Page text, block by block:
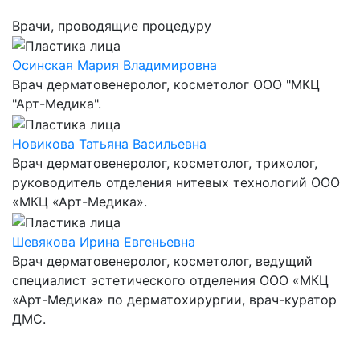
Врачи, проводящие процедуру
Осинская Мария Владимировна
Врач дерматовенеролог, косметолог ООО "МКЦ
"Арт-Медика".
Новикова Татьяна Васильевна
Врач дерматовенеролог, косметолог, трихолог,
руководитель отделения нитевых технологий ООО
«МКЦ «Арт-Медика».
Шевякова Ирина Евгеньевна
Врач дерматовенеролог, косметолог, ведущий
специалист эстетического отделения ООО «МКЦ
«Арт-Медика» по дерматохирургии, врач-куратор
ДМС.